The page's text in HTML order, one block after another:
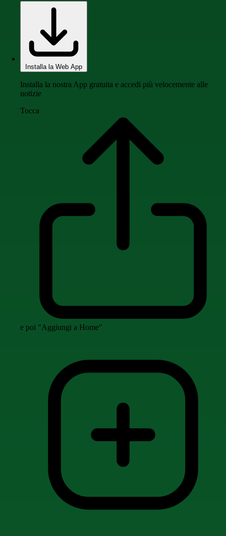
Installa la Web App
Installa la nostra App gratuita e accedi più velocemente alle
notizie
Tocca
e poi "Aggiungi a Home"